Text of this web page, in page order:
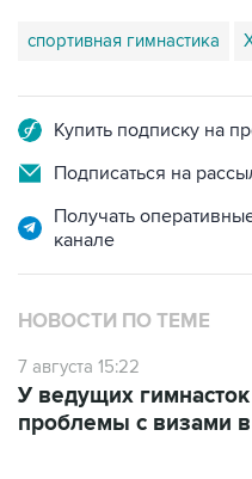
спортивная гимнастика
Купить подписку на
Подписаться на
Получать
канале
НОВОСТИ ПО ТЕМЕ
7 августа 15:22
У ведущих
проблемы с визами